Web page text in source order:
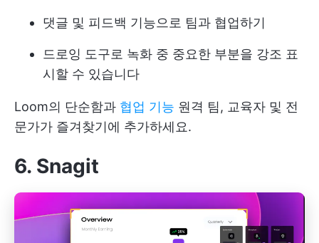
댓글 및 피드백 기능으로 팀과 협업하기
드로잉 도구로 녹화 중 중요한 부분을 강조 표
시할 수 있습니다
Loom의 단순함과 협업 기능 원격 팀, 교육자 및 전
문가가 즐겨찾기에 추가하세요.
6. Snagit